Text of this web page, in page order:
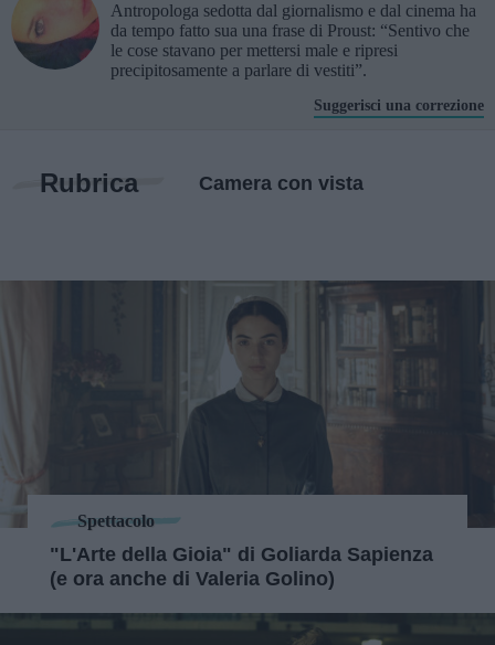
Antropologa sedotta dal giornalismo e dal cinema ha
da tempo fatto sua una frase di Proust: “Sentivo che
le cose stavano per mettersi male e ripresi
precipitosamente a parlare di vestiti”.
Suggerisci una correzione
Rubrica Camera con vista
Spettacolo
"L'Arte della Gioia" di Goliarda Sapienza
(e ora anche di Valeria Golino)